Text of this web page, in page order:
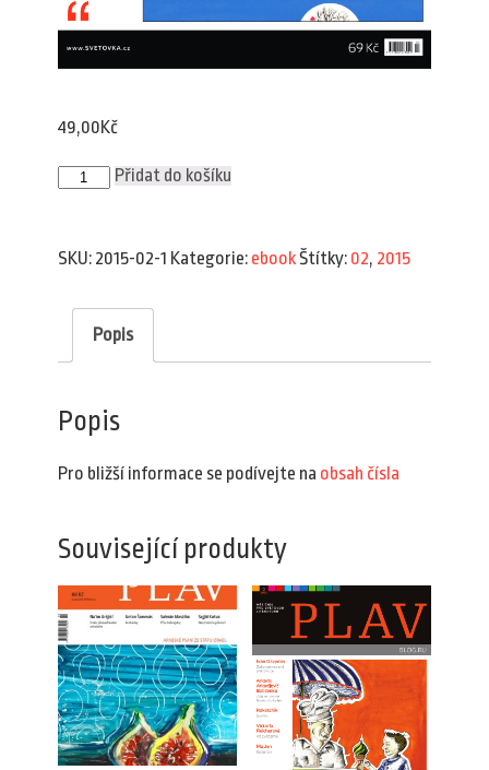
49,00Kč
Plav
2/2015
Přidat do košíku
SKU: 2015-02-1 Kategorie: ebookŠtítky: 02, 2015
Popis
Popis
Pro bližší informace se podívejte na obsah čísla
Související produkty